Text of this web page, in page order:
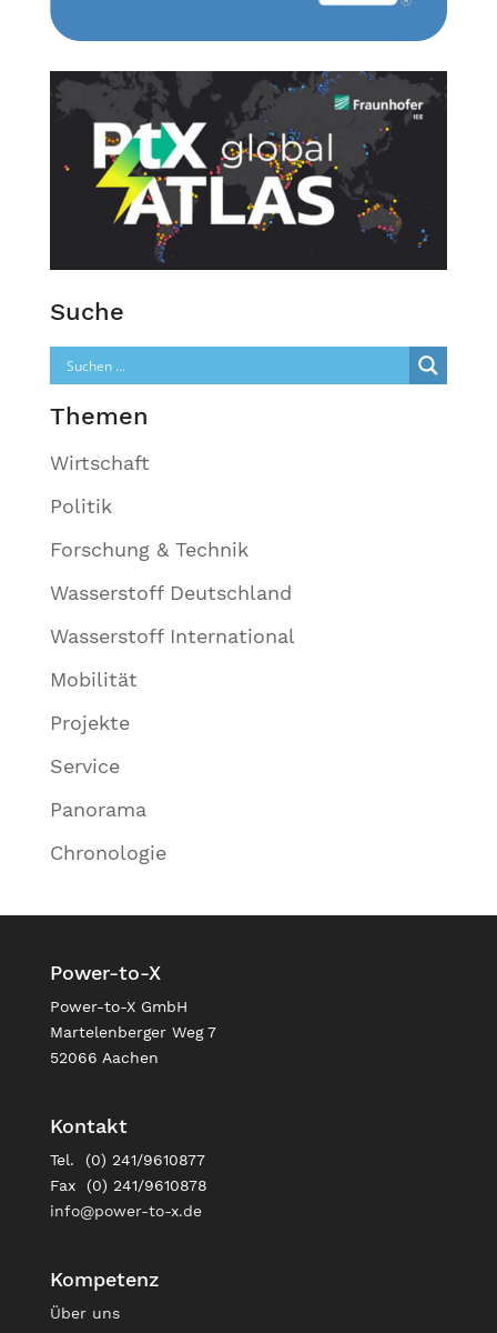
Suche
Themen
Wirtschaft
Politik
Forschung & Technik
Wasserstoff Deutschland
Wasserstoff International
Mobilität
Projekte
Service
Panorama
Chronologie
Power-to-X
Power-to-X GmbH
Martelenberger Weg 7
52066 Aachen
Kontakt
Tel. (0) 241/9610877
Fax (0) 241/9610878
info@power-to-x.de
Kompetenz
Über uns